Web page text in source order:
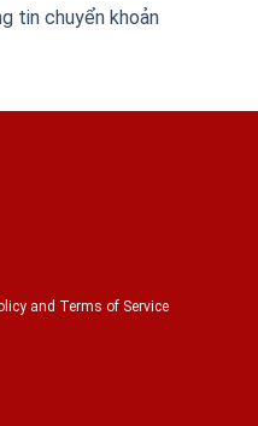
tin chuyển khoản
and Terms of Service